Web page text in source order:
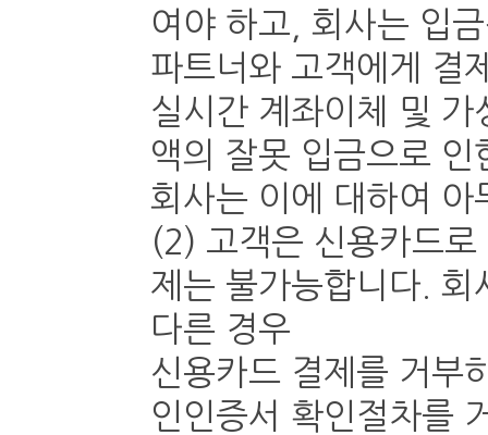
여야 하고, 회사는 입
파트너와 고객에게 결
실시간 계좌이체 및
액의 잘못 입금으로
회사는 이에 대하여 아
(2) 고객은 신용카드
제는 불가능합니다.
다른 경우
신용카드 결제를 거부
인인증서 확인절차를